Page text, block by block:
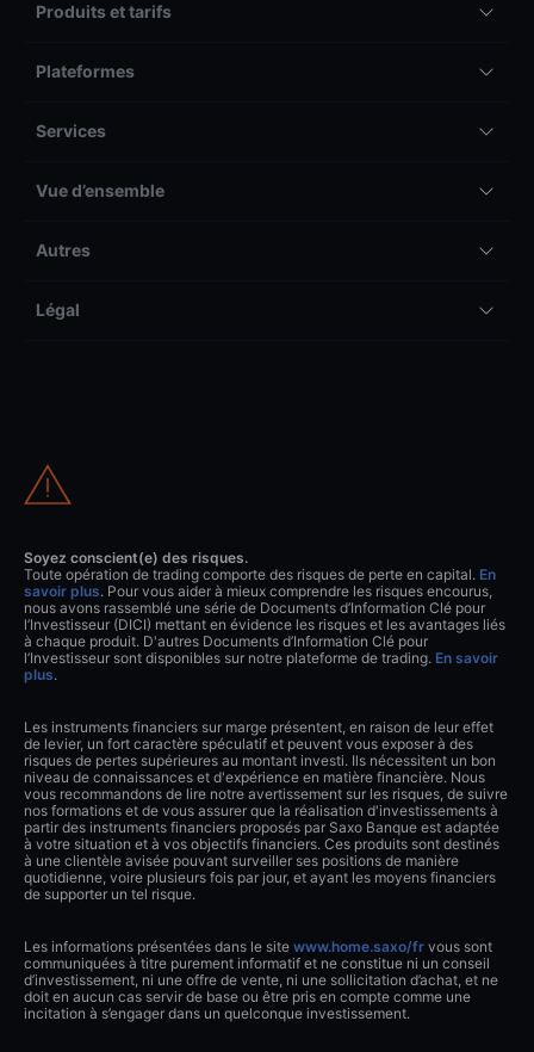
Produits et tarifs
Plateformes
Services
Vue d’ensemble
Autres
Légal
Soyez conscient(e) des risques.
Toute opération de trading comporte des risques de perte en capital. En
savoir plus. Pour vous aider à mieux comprendre les risques encourus,
nous avons rassemblé une série de Documents d’Information Clé pour
l’Investisseur (DICI) mettant en évidence les risques et les avantages liés
à chaque produit. D'autres Documents d’Information Clé pour
l’Investisseur sont disponibles sur notre plateforme de trading. En savoir
plus.
Les instruments financiers sur marge présentent, en raison de leur effet
de levier, un fort caractère spéculatif et peuvent vous exposer à des
risques de pertes supérieures au montant investi. Ils nécessitent un bon
niveau de connaissances et d'expérience en matière financière. Nous
vous recommandons de lire notre avertissement sur les risques, de suivre
nos formations et de vous assurer que la réalisation d'investissements à
partir des instruments financiers proposés par Saxo Banque est adaptée
à votre situation et à vos objectifs financiers. Ces produits sont destinés
à une clientèle avisée pouvant surveiller ses positions de manière
quotidienne, voire plusieurs fois par jour, et ayant les moyens financiers
de supporter un tel risque.
Les informations présentées dans le site www.home.saxo/fr vous sont
communiquées à titre purement informatif et ne constitue ni un conseil
d’investissement, ni une offre de vente, ni une sollicitation d’achat, et ne
doit en aucun cas servir de base ou être pris en compte comme une
incitation à s’engager dans un quelconque investissement.